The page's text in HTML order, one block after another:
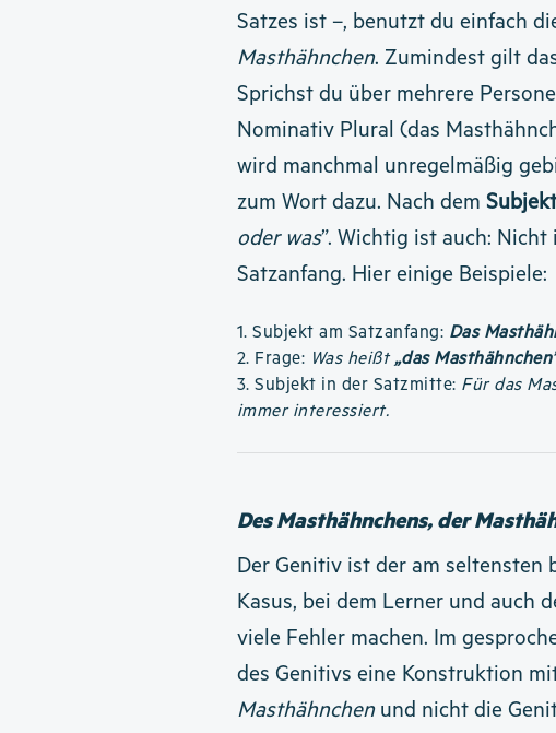
Satzes ist –, benutzt du einfach
Masthähnchen. Zumindest gilt
Sprichst du über mehrere
Nominativ Plural (das
wird manchmal unregelmäßig
zum Wort dazu. Nach dem Subjekt
oder was”. Wichtig ist auch:
Satzanfang. Hier einige Beispiele:
1. Subjekt am Satzanfang: Das
2. Frage: Was heißt„das
3. Subjekt in der Satzmitte: Für das
immer interessiert.
Des Masthähnchens, der
Der Genitiv ist der am seltensten
Kasus, bei dem Lerner und auch
viele Fehler machen. Im
des Genitivs eine Konstruktion
Masthähnchenund nicht die